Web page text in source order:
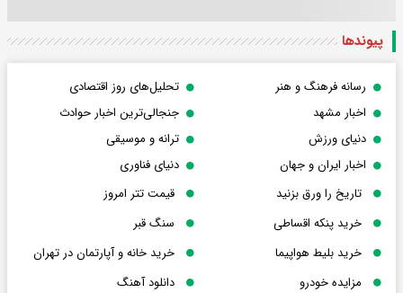
پیوندها
رسانه فرهنگ و هنر
تحلیل‌های روز اقتصادی
اخبار مشهد
جنجالی‌ترین اخبار حوادث
دنیای ورزش
ترانه و موسیقی
اخبار ایران و جهان
دنیای فناوری
تاریخ را ورق بزنید
قیمت تتر امروز
خرید پنکه اقساطی
سنگ قبر
خرید بلیط هواپیما
خرید خانه و آپارتمان در تهران
مزایده خودرو
دانلود آهنگ